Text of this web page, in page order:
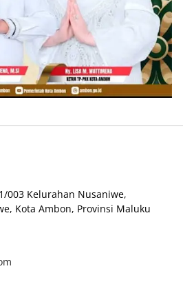
003 Kelurahan Nusaniwe,
Kota Ambon, Provinsi Maluku